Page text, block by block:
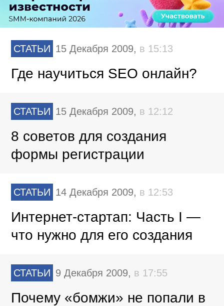
СТАТЬИ 15 Декабря 2009, в 15:13
Где научиться SEO онлайн?
СТАТЬИ 15 Декабря 2009, в 12:12
8 советов для создания
формы регистрации
СТАТЬИ 14 Декабря 2009, в 12:53
Интернет-стартап: Часть I —
что нужно для его создания
СТАТЬИ 9 Декабря 2009, в 17:55
Почему «бомжи» не попали в